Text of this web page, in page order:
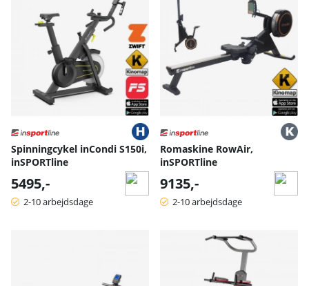
Spinningcykel inCondi S150i,
inSPORTline
5495,-
2-10 arbejdsdage
Romaskine RowAir,
inSPORTline
9135,-
2-10 arbejdsdage